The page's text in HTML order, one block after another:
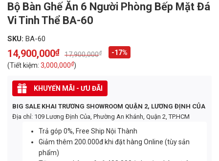
Bộ Bàn Ghế Ăn 6 Người Phòng Bếp Mặt Đá
Vi Tinh Thể BA-60
SKU: BA-60
17,900,000₫
Original
price
was:
17,900,000₫.
14,900,000₫
Current
price
is:
14,900,000₫.
-17%
(Tiết kiệm: 3,000,000₫)
KHUYẾN MÃI - ƯU ĐÃI
BIG SALE KHAI TRƯƠNG SHOWROOM QUẬN 2, LƯƠNG ĐỊNH CỦA
Địa chỉ: 109 Lương Định Của, Phường An Khánh, Quận 2, TP.HCM
Trả góp 0%, Free Ship Nội Thành
Giảm thêm 200.000đ khi đặt hàng Online (tùy sản
phẩm)